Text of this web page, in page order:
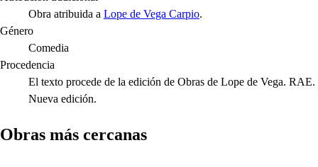
Obra atribuida a Lope de Vega Carpio.
Género
Comedia
Procedencia
El texto procede de la edición de Obras de Lope de Vega. RAE.
Nueva edición.
Obras más cercanas